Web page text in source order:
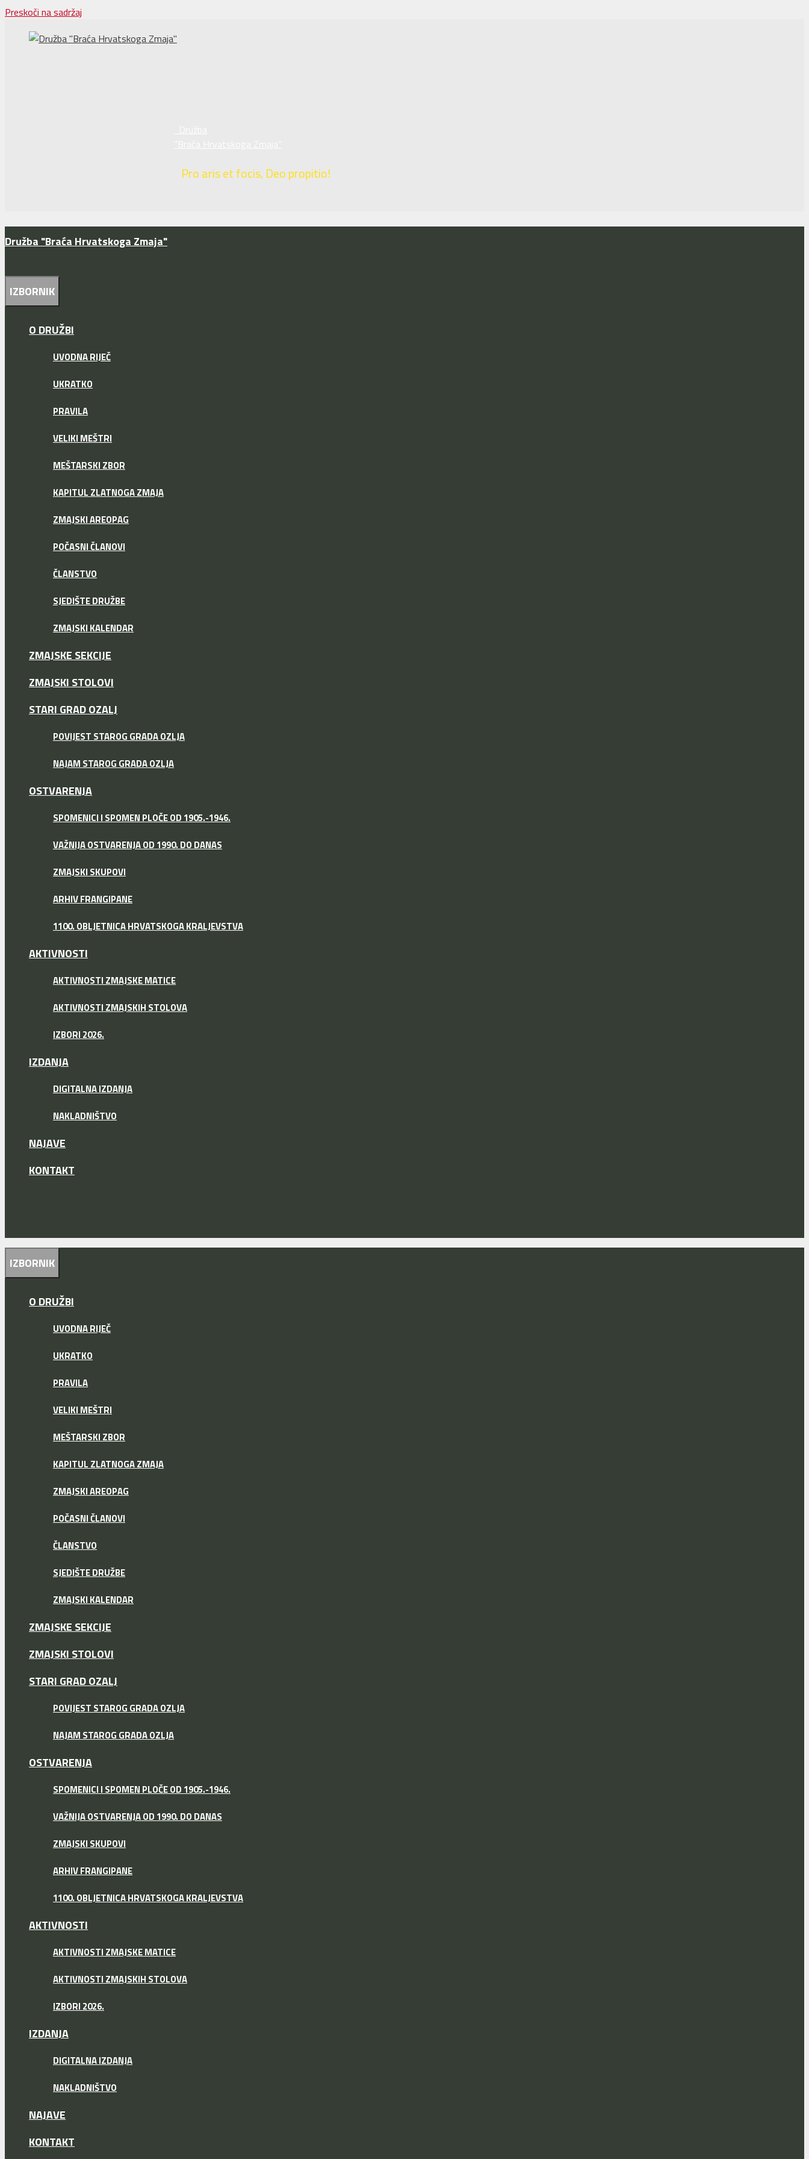
Preskoči na sadržaj
Pro aris et focis, Deo propitio!
Družba "Braća Hrvatskoga Zmaja"
IZBORNIK
O DRUŽBI
UVODNA RIJEČ
UKRATKO
PRAVILA
VELIKI MEŠTRI
MEŠTARSKI ZBOR
KAPITUL ZLATNOGA ZMAJA
ZMAJSKI AREOPAG
POČASNI ČLANOVI
ČLANSTVO
SJEDIŠTE DRUŽBE
ZMAJSKI KALENDAR
ZMAJSKE SEKCIJE
ZMAJSKI STOLOVI
STARI GRAD OZALJ
POVIJEST STAROG GRADA OZLJA
NAJAM STAROG GRADA OZLJA
OSTVARENJA
SPOMENICI I SPOMEN PLOČE OD 1905.-1946.
VAŽNIJA OSTVARENJA OD 1990. DO DANAS
ZMAJSKI SKUPOVI
ARHIV FRANGIPANE
1100. OBLJETNICA HRVATSKOGA KRALJEVSTVA
AKTIVNOSTI
AKTIVNOSTI ZMAJSKE MATICE
AKTIVNOSTI ZMAJSKIH STOLOVA
IZBORI 2026.
IZDANJA
DIGITALNA IZDANJA
NAKLADNIŠTVO
NAJAVE
KONTAKT
IZBORNIK
O DRUŽBI
UVODNA RIJEČ
UKRATKO
PRAVILA
VELIKI MEŠTRI
MEŠTARSKI ZBOR
KAPITUL ZLATNOGA ZMAJA
ZMAJSKI AREOPAG
POČASNI ČLANOVI
ČLANSTVO
SJEDIŠTE DRUŽBE
ZMAJSKI KALENDAR
ZMAJSKE SEKCIJE
ZMAJSKI STOLOVI
STARI GRAD OZALJ
POVIJEST STAROG GRADA OZLJA
NAJAM STAROG GRADA OZLJA
OSTVARENJA
SPOMENICI I SPOMEN PLOČE OD 1905.-1946.
VAŽNIJA OSTVARENJA OD 1990. DO DANAS
ZMAJSKI SKUPOVI
ARHIV FRANGIPANE
1100. OBLJETNICA HRVATSKOGA KRALJEVSTVA
AKTIVNOSTI
AKTIVNOSTI ZMAJSKE MATICE
AKTIVNOSTI ZMAJSKIH STOLOVA
IZBORI 2026.
IZDANJA
DIGITALNA IZDANJA
NAKLADNIŠTVO
NAJAVE
KONTAKT